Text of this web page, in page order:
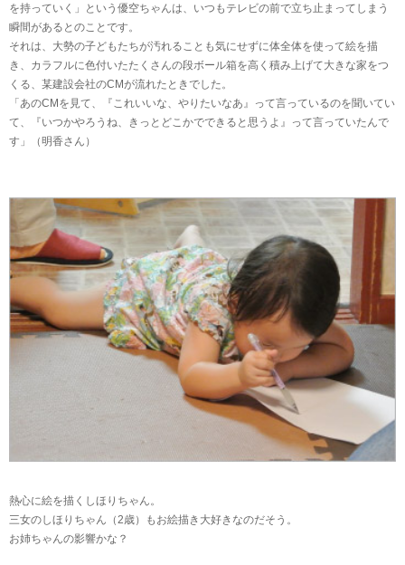
を持っていく」という優空ちゃんは、いつもテレビの前で立ち止まってしまう
瞬間があるとのことです。
それは、大勢の子どもたちが汚れることも気にせずに体全体を使って絵を描
き、カラフルに色付いたたくさんの段ボール箱を高く積み上げて大きな家をつ
くる、某建設会社のCMが流れたときでした。
「あのCMを見て、『これいいな、やりたいなあ』って言っているのを聞いてい
て、『いつかやろうね、きっとどこかでできると思うよ』って言っていたんで
す」（明香さん）
熱心に絵を描くしほりちゃん。
三女のしほりちゃん（2歳）もお絵描き大好きなのだそう。
お姉ちゃんの影響かな？